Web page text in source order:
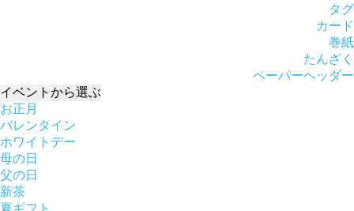
タグ
カード
巻紙
たんざく
ペーパーヘッダー
イベント から選ぶ
お正月
バレンタイン
ホワイトデー
母の日
父の日
新茶
夏ギフト